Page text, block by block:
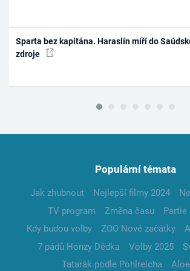
Sparta bez kapitána. Haraslín míří do
zdroje
Populární témata
Jak zhubnout Nejlepší filmy 2024
TV program
Změna času Partie
Kdy budou volby
ZOO Nové začátky
7 pádů Honzy Dědka
Volby 2025
Tatarák podle Pohlreicha